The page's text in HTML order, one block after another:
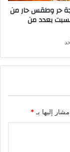
حر وطقس حار من
بعدد من
إليها بـ *